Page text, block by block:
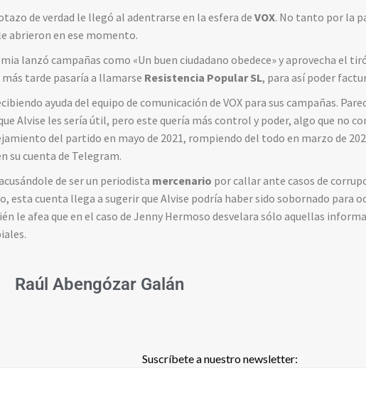
de verdad le llegó al adentrarse en la esfera deVOX. No tanto por la
abrieron en ese momento.
lanzó campañas como «Un buen ciudadano obedece» y aprovecha el
más tarde pasaría a llamarse Resistencia Popular SL, para así poder
ayuda del equipo de comunicación de VOX para sus campañas.
Alvise les sería útil, pero este quería más control y poder, algo que no
del partido en mayo de 2021, rompiendo del todo en marzo de
su cuenta de Telegram.
de ser un periodista mercenario por callar ante casos de
esta cuenta llega a sugerir que Alvise podría haber sido sobornado para
le afea que en el caso de Jenny Hermoso desvelara sólo aquellas
Raúl Abengózar Galán
Suscríbete a nuestro newsletter: